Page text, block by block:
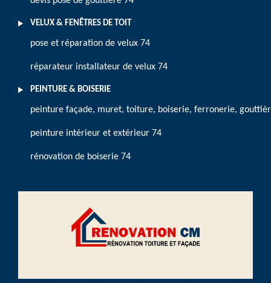
VELUX & FENÊTRES DE TOIT
pose et réparation de velux 74
réparateur installateur de velux 74
PEINTURE & BOISERIE
peinture façade, muret, toiture, boiserie, ferronerie,
peinture intérieur et extérieur 74
rénovation de boiserie 74